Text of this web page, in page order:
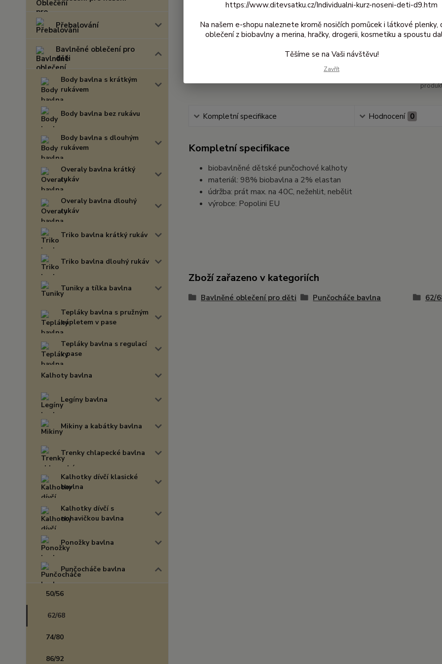
Přebalování
Bavlněné oblečení pro
děti
Body bavlna s krátkým
rukávem
Body bavlna bez rukávu
Body bavlna s dlouhým
rukávem
Overaly bavlna krátký
rukáv
Overaly bavlna dlouhý
rukáv
Triko bavlna krátký rukáv
Triko bavlna dlouhý rukáv
Tuniky a tílka bavlna
Tepláky bavlna s pružným
nápletem v pase
Tepláky bavlna s regulací
v pase
Kalhoty bavlna
Legíny bavlna
Mikiny a kabátky bavlna
Trenky chlapecké bavlna
Kalhotky dívčí klasické
bavlna
Kalhotky dívčí s
nohavičkou bavlna
Ponožky bavlna
Punčocháče bavlna
50/56
62/68
74/80
86/92
Kompletní specifikace Hodnocení 0
Kompletní specifikace
biobavlněné dětské punčochové kalhoty
materiál: 98% biobavlna a 2% elastan
údržba: prát max. na 40C, nežehlit, nebělit
výrobce: Popolini EU
Zboží zařazeno v kategoriích
Bavlněné oblečení pro děti Punčocháče bavlna 62/
https://www.ditevsatku.cz/Individualni-kurz-noseni-deti-d9.htm
Na našem e-shopu naleznete kromě nosičích pomůcek i látkové plenky,
oblečení z biobavlny a merina, hračky, drogerii, kosmetiku a spoustu
Těšíme se na Vaši návštěvu!
Zavřít